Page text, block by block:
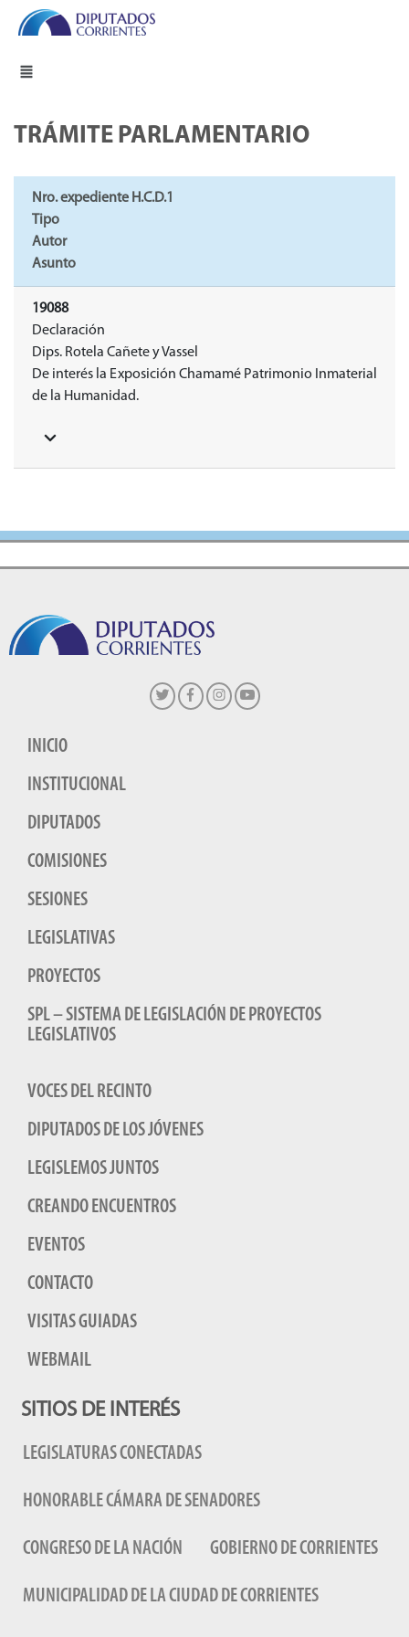
TRÁMITE PARLAMENTARIO
Nro. expediente H.C.D.1
Tipo
Autor
Asunto
19088
Declaración
Dips. Rotela Cañete y Vassel
De interés la Exposición Chamamé Patrimonio Inmaterial
de la Humanidad.
INICIO
INSTITUCIONAL
DIPUTADOS
COMISIONES
SESIONES
LEGISLATIVAS
PROYECTOS
SPL – SISTEMA DE LEGISLACIÓN DE PROYECTOS
LEGISLATIVOS
VOCES DEL RECINTO
DIPUTADOS DE LOS JÓVENES
LEGISLEMOS JUNTOS
CREANDO ENCUENTROS
EVENTOS
CONTACTO
VISITAS GUIADAS
WEBMAIL
SITIOS DE INTERÉS
LEGISLATURAS CONECTADAS
HONORABLE CÁMARA DE SENADORES
CONGRESO DE LA NACIÓN GOBIERNO DE CORRIENTES
MUNICIPALIDAD DE LA CIUDAD DE CORRIENTES